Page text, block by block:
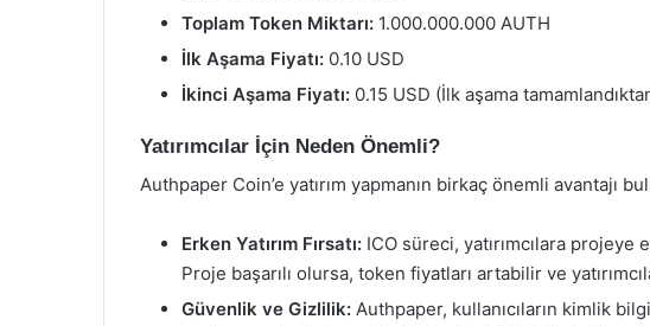
Toplam Token Miktarı: 1.000.000.000 AUTH
İlk Aşama Fiyatı: 0.10 USD
İkinci Aşama Fiyatı: 0.15 USD (İlk aşama
Yatırımcılar İçin Neden Önemli?
Authpaper Coin’e yatırım yapmanın birkaç önemli avantajı
Erken Yatırım Fırsatı: ICO süreci, yatırımcılara projeye
Proje başarılı olursa, token fiyatları artabilir ve
Güvenlik ve Gizlilik: Authpaper, kullanıcıların kimlik